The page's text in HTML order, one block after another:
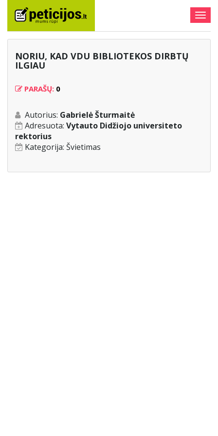
NORIU, KAD VDU BIBLIOTEKOS DIRBTŲ
ILGIAU
PARAŠŲ: 0
Autorius: Gabrielė Šturmaitė
Adresuota: Vytauto Didžiojo universiteto
rektorius
Kategorija: Švietimas